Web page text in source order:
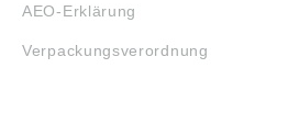
AEO-Erklärung
Verpackungsverordnung